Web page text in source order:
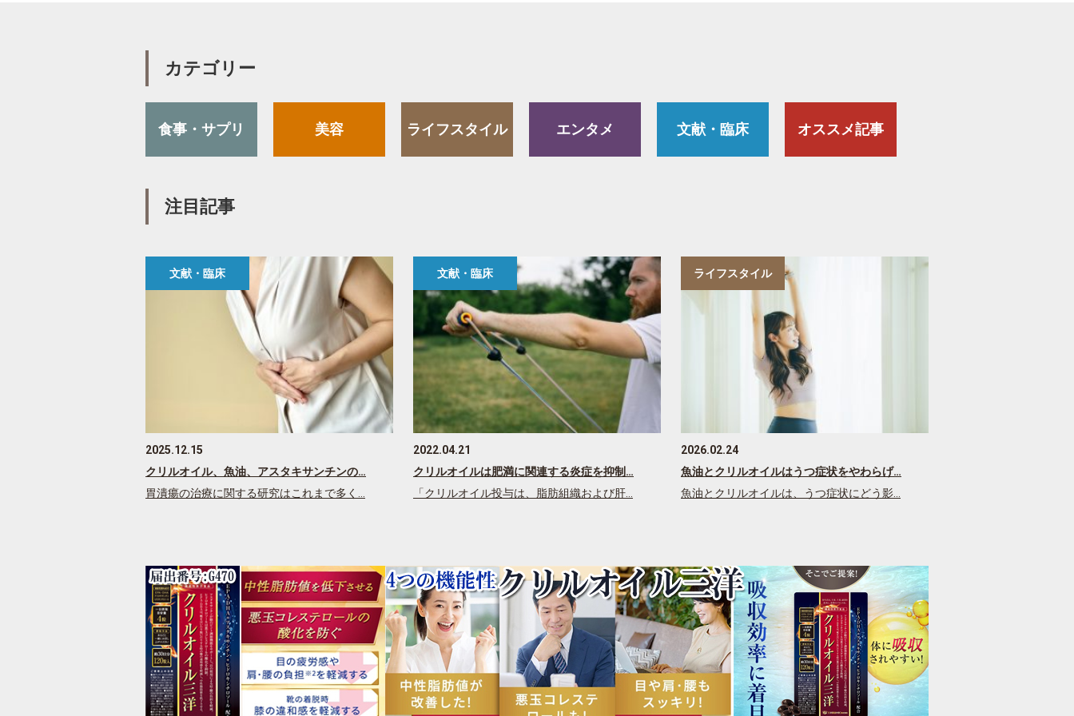
カテゴリー
食事・サプリ 美容 ライフスタイル エンタメ 文献・臨床 オススメ記事
注目記事
文献・臨床
2025.12.15
クリルオイル、魚油、アスタキサンチンの…
胃潰瘍の治療に関する研究はこれまで多く…
文献・臨床
2022.04.21
クリルオイルは肥満に関連する炎症を抑制…
「クリルオイル投与は、脂肪組織および肝…
ライフスタイル
2026.02.24
魚油とクリルオイルはうつ症状をやわらげ…
魚油とクリルオイルは、うつ症状にどう影…